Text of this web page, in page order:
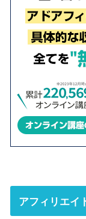
アフィリエイ